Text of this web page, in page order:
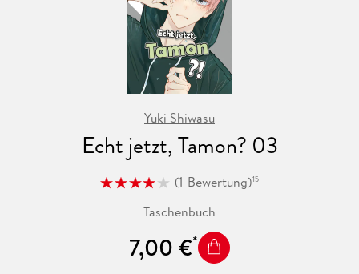
Yuki Shiwasu
Echt jetzt, Tamon? 03
(1 Bewertung)15
Taschenbuch
7,00 €